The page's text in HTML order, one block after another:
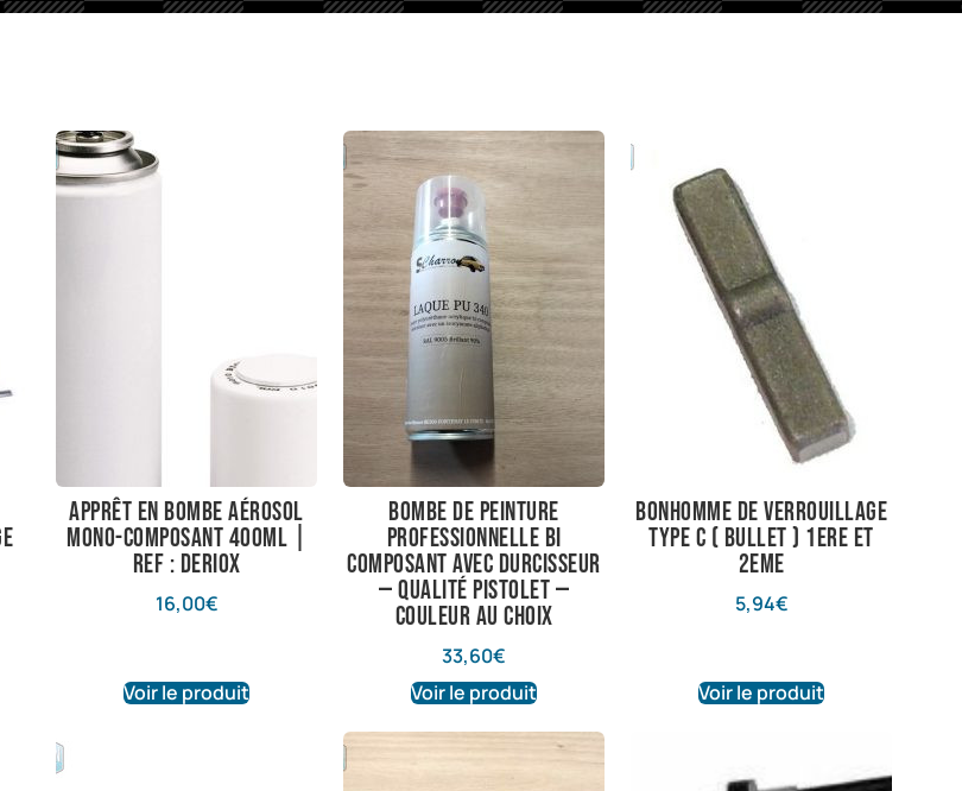
Apprêt en bombe aérosol
mono-composant 400ML |
Ref : Deriox
16,00€
Voir le produit
Bombe de peinture
professionnelle bi
composant avec durcisseur
— qualité pistolet —
couleur au choix
33,60€
Voir le produit
bonhomme de verrouillage
type C ( bullet ) 1ere et
2eme
5,94€
Voir le produit